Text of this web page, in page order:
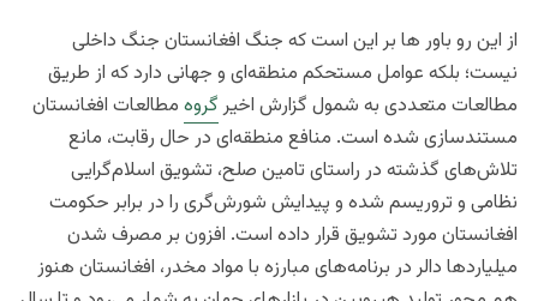
از این رو باور ها بر این است که جنگ افغانستان جنگ داخلی
نیست؛ بلکه عوامل مستحکم منطقه‌ای و جهانی دارد که از طریق
مطالعات متعددی به شمول گزارش اخیرگروه مطالعات افغانستان
مستندسازی شده است. منافع منطقه‌ای در حال رقابت، مانع
تلاش‌های گذشته در راستای تامین صلح، تشویق اسلام‌گرایی
نظامی و تروریسم شده و پیدایش شورش‌گری را در برابر حکومت
افغانستان مورد تشویق قرار داده است. افزون بر مصرف شدن
میلیاردها دالر در برنامه‌های مبارزه با مواد مخدر، افغانستان هنوز